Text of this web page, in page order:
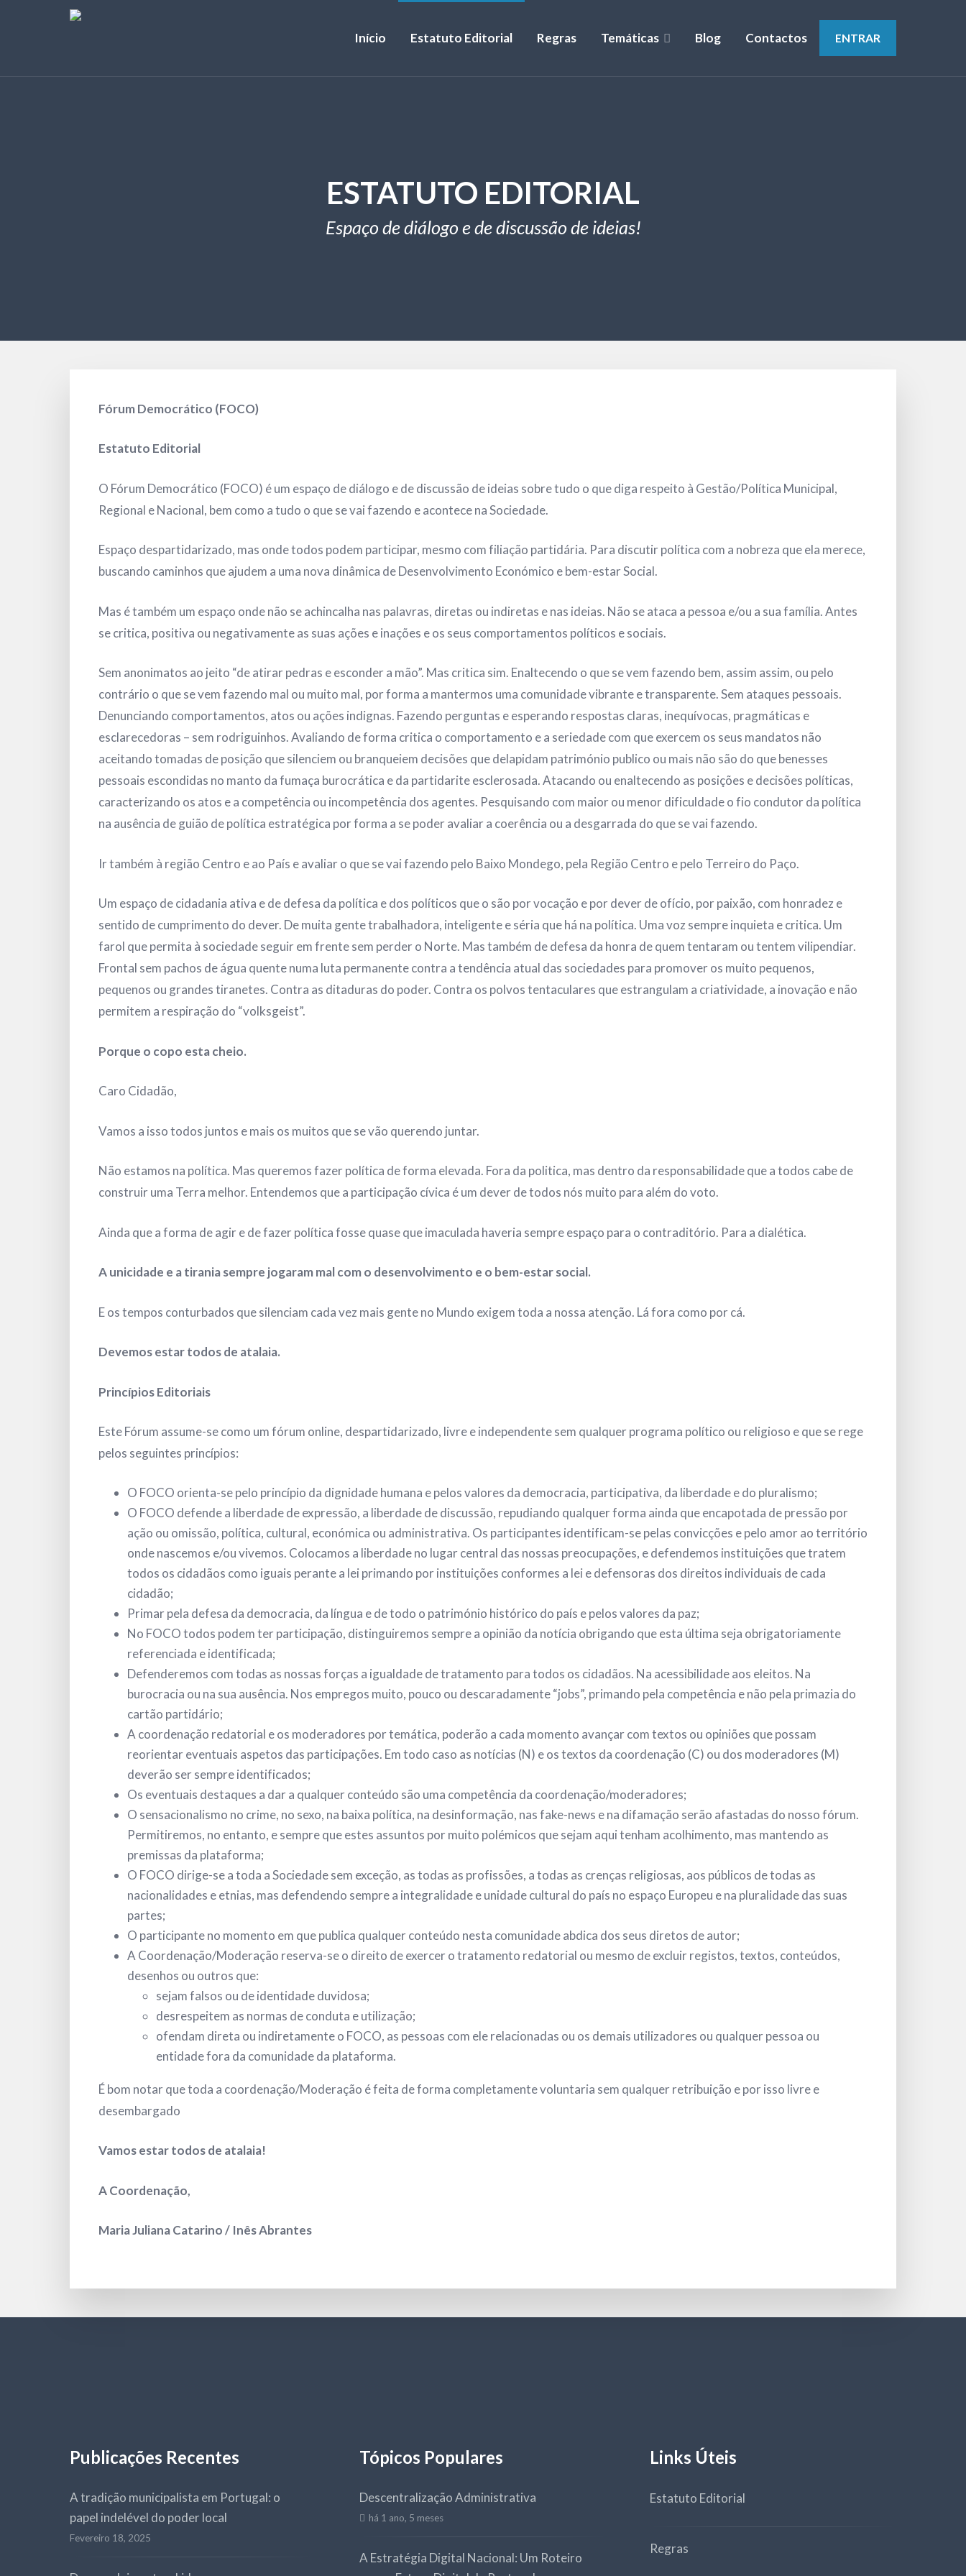
Início Estatuto Editorial Regras Temáticas Blog Contactos ENTRAR
ESTATUTO EDITORIAL
Espaço de diálogo e de discussão de ideias!
Fórum Democrático (FOCO)
Estatuto Editorial
O Fórum Democrático (FOCO) é um espaço de diálogo e de discussão de ideias sobre tudo o que diga respeito à Gestão/Política Municipal,
Regional e Nacional, bem como a tudo o que se vai fazendo e acontece na Sociedade.
Espaço despartidarizado, mas onde todos podem participar, mesmo com filiação partidária. Para discutir política com a nobreza que ela merece,
buscando caminhos que ajudem a uma nova dinâmica de Desenvolvimento Económico e bem-estar Social.
Mas é também um espaço onde não se achincalha nas palavras, diretas ou indiretas e nas ideias. Não se ataca a pessoa e/ou a sua família. Antes
se critica, positiva ou negativamente as suas ações e inações e os seus comportamentos políticos e sociais.
Sem anonimatos ao jeito “de atirar pedras e esconder a mão”. Mas critica sim. Enaltecendo o que se vem fazendo bem, assim assim, ou pelo
contrário o que se vem fazendo mal ou muito mal, por forma a mantermos uma comunidade vibrante e transparente. Sem ataques pessoais.
Denunciando comportamentos, atos ou ações indignas. Fazendo perguntas e esperando respostas claras, inequívocas, pragmáticas e
esclarecedoras – sem rodriguinhos. Avaliando de forma critica o comportamento e a seriedade com que exercem os seus mandatos não
aceitando tomadas de posição que silenciem ou branqueiem decisões que delapidam património publico ou mais não são do que benesses
pessoais escondidas no manto da fumaça burocrática e da partidarite esclerosada. Atacando ou enaltecendo as posições e decisões políticas,
caracterizando os atos e a competência ou incompetência dos agentes. Pesquisando com maior ou menor dificuldade o fio condutor da política
na ausência de guião de política estratégica por forma a se poder avaliar a coerência ou a desgarrada do que se vai fazendo.
Ir também à região Centro e ao País e avaliar o que se vai fazendo pelo Baixo Mondego, pela Região Centro e pelo Terreiro do Paço.
Um espaço de cidadania ativa e de defesa da política e dos políticos que o são por vocação e por dever de ofício, por paixão, com honradez e
sentido de cumprimento do dever. De muita gente trabalhadora, inteligente e séria que há na política. Uma voz sempre inquieta e critica. Um
farol que permita à sociedade seguir em frente sem perder o Norte. Mas também de defesa da honra de quem tentaram ou tentem vilipendiar.
Frontal sem pachos de água quente numa luta permanente contra a tendência atual das sociedades para promover os muito pequenos,
pequenos ou grandes tiranetes. Contra as ditaduras do poder. Contra os polvos tentaculares que estrangulam a criatividade, a inovação e não
permitem a respiração do “volksgeist”.
Porque o copo esta cheio.
Caro Cidadão,
Vamos a isso todos juntos e mais os muitos que se vão querendo juntar.
Não estamos na política. Mas queremos fazer política de forma elevada. Fora da politica, mas dentro da responsabilidade que a todos cabe de
construir uma Terra melhor. Entendemos que a participação cívica é um dever de todos nós muito para além do voto.
Ainda que a forma de agir e de fazer política fosse quase que imaculada haveria sempre espaço para o contraditório. Para a dialética.
A unicidade e a tirania sempre jogaram mal com o desenvolvimento e o bem-estar social.
E os tempos conturbados que silenciam cada vez mais gente no Mundo exigem toda a nossa atenção. Lá fora como por cá.
Devemos estar todos de atalaia.
Princípios Editoriais
Este Fórum assume-se como um fórum online, despartidarizado, livre e independente sem qualquer programa político ou religioso e que se rege
pelos seguintes princípios:
O FOCO orienta-se pelo princípio da dignidade humana e pelos valores da democracia, participativa, da liberdade e do pluralismo;
O FOCO defende a liberdade de expressão, a liberdade de discussão, repudiando qualquer forma ainda que encapotada de pressão por
ação ou omissão, política, cultural, económica ou administrativa. Os participantes identificam-se pelas convicções e pelo amor ao território
onde nascemos e/ou vivemos. Colocamos a liberdade no lugar central das nossas preocupações, e defendemos instituições que tratem
todos os cidadãos como iguais perante a lei primando por instituições conformes a lei e defensoras dos direitos individuais de cada
cidadão;
Primar pela defesa da democracia, da língua e de todo o património histórico do país e pelos valores da paz;
No FOCO todos podem ter participação, distinguiremos sempre a opinião da notícia obrigando que esta última seja obrigatoriamente
referenciada e identificada;
Defenderemos com todas as nossas forças a igualdade de tratamento para todos os cidadãos. Na acessibilidade aos eleitos. Na
burocracia ou na sua ausência. Nos empregos muito, pouco ou descaradamente “jobs”, primando pela competência e não pela primazia do
cartão partidário;
A coordenação redatorial e os moderadores por temática, poderão a cada momento avançar com textos ou opiniões que possam
reorientar eventuais aspetos das participações. Em todo caso as notícias (N) e os textos da coordenação (C) ou dos moderadores (M)
deverão ser sempre identificados;
Os eventuais destaques a dar a qualquer conteúdo são uma competência da coordenação/moderadores;
O sensacionalismo no crime, no sexo, na baixa política, na desinformação, nas fake-news e na difamação serão afastadas do nosso fórum.
Permitiremos, no entanto, e sempre que estes assuntos por muito polémicos que sejam aqui tenham acolhimento, mas mantendo as
premissas da plataforma;
O FOCO dirige-se a toda a Sociedade sem exceção, as todas as profissões, a todas as crenças religiosas, aos públicos de todas as
nacionalidades e etnias, mas defendendo sempre a integralidade e unidade cultural do país no espaço Europeu e na pluralidade das suas
partes;
O participante no momento em que publica qualquer conteúdo nesta comunidade abdica dos seus diretos de autor;
A Coordenação/Moderação reserva-se o direito de exercer o tratamento redatorial ou mesmo de excluir registos, textos, conteúdos,
desenhos ou outros que:
sejam falsos ou de identidade duvidosa;
desrespeitem as normas de conduta e utilização;
ofendam direta ou indiretamente o FOCO, as pessoas com ele relacionadas ou os demais utilizadores ou qualquer pessoa ou
entidade fora da comunidade da plataforma.
É bom notar que toda a coordenação/Moderação é feita de forma completamente voluntaria sem qualquer retribuição e por isso livre e
desembargado
Vamos estar todos de atalaia!
A Coordenação,
Maria Juliana Catarino / Inês Abrantes
Publicações Recentes
A tradição municipalista em Portugal: o
papel indelével do poder local
Fevereiro 18, 2025
Tópicos Populares
Descentralização Administrativa
há 1 ano, 5 meses
A Estratégia Digital Nacional: Um Roteiro
Links Úteis
Estatuto Editorial
Regras